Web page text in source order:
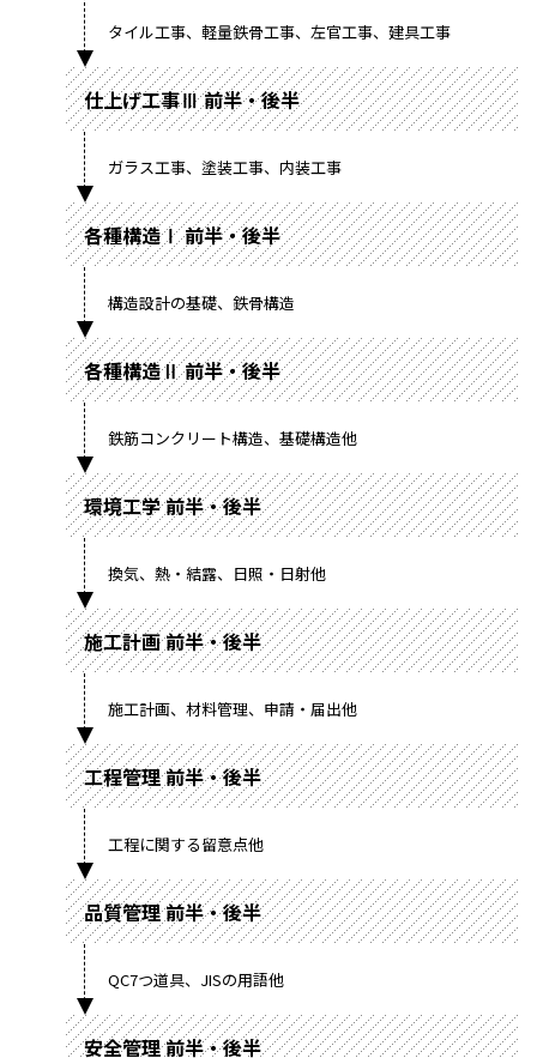
タイル工事、軽量鉄骨工事、左官工事、建具工事
仕上げ工事Ⅲ 前半・後半
ガラス工事、塗装工事、内装工事
各種構造Ⅰ 前半・後半
構造設計の基礎、鉄骨構造
各種構造Ⅱ 前半・後半
鉄筋コンクリート構造、基礎構造他
環境工学 前半・後半
換気、熱・結露、日照・日射他
施工計画 前半・後半
施工計画、材料管理、申請・届出他
工程管理 前半・後半
工程に関する留意点他
品質管理 前半・後半
QC7つ道具、JISの用語他
安全管理 前半・後半